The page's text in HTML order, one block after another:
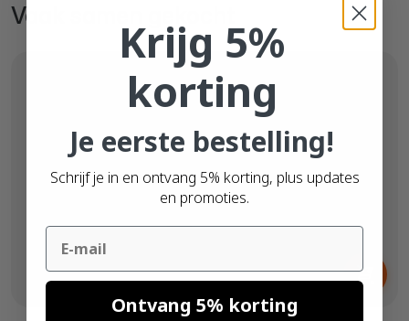
Vaak samen gekocht
Vanaf
€ 59,99
Krijg 5%
korting
Je eerste bestelling!
Schrijf je in en ontvang 5% korting, plus updates
en promoties.
Email
Ontvang 5% korting